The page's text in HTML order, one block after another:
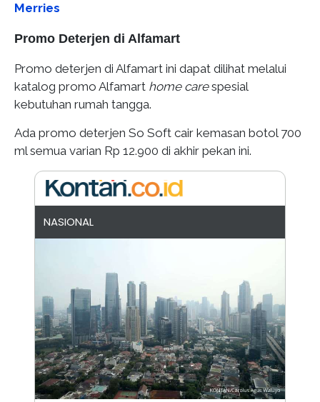
Merries
Promo Deterjen di Alfamart
Promo deterjen di Alfamart ini dapat dilihat melalui
katalog promo Alfamart home carespesial
kebutuhan rumah tangga.
Ada promo deterjen So Soft cair kemasan botol 700
ml semua varian Rp 12.900 di akhir pekan ini.
NASIONAL